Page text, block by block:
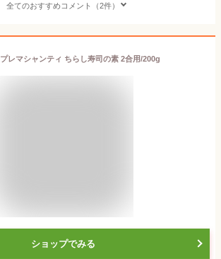
全てのおすすめコメント（2件）
プレマシャンティ ちらし寿司の素 2合用/200g
ショップでみる